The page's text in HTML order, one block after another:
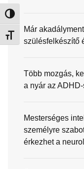
Nagy kontraszt váltása
Betűméret váltása
Már
szülésfelkészítő
Több mozgás,
a nyár az
Mesterséges
személyre
érkezhet a